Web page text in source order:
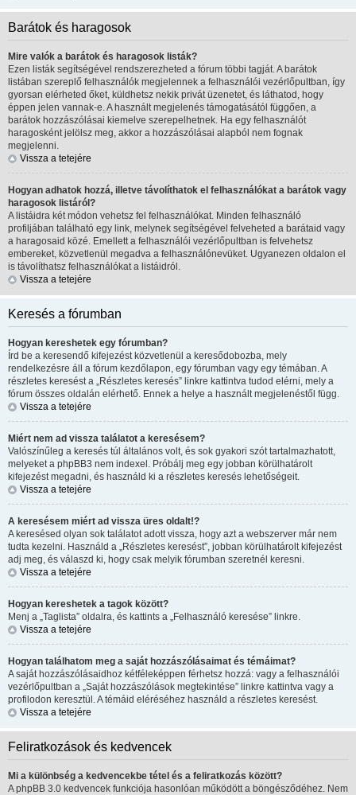
Barátok és haragosok
Mire valók a barátok és haragosok listák?
Ezen listák segítségével rendszerezheted a fórum többi tagját. A barátok
listában szereplő felhasználók megjelennek a felhasználói vezérlőpultban, így
gyorsan elérheted őket, küldhetsz nekik privát üzenetet, és láthatod, hogy
éppen jelen vannak-e. A használt megjelenés támogatásától függően, a
barátok hozzászólásai kiemelve szerepelhetnek. Ha egy felhasználót
haragosként jelölsz meg, akkor a hozzászólásai alapból nem fognak
megjelenni.
Vissza a tetejére
Hogyan adhatok hozzá, illetve távolíthatok el felhasználókat a barátok vagy
haragosok listáról?
A listáidra két módon vehetsz fel felhasználókat. Minden felhasználó
profiljában található egy link, melynek segítségével felveheted a barátaid vagy
a haragosaid közé. Emellett a felhasználói vezérlőpultban is felvehetsz
embereket, közvetlenül megadva a felhasználónevüket. Ugyanezen oldalon el
is távolíthatsz felhasználókat a listáidról.
Vissza a tetejére
Keresés a fórumban
Hogyan kereshetek egy fórumban?
Írd be a keresendő kifejezést közvetlenül a keresődobozba, mely
rendelkezésre áll a fórum kezdőlapon, egy fórumban vagy egy témában. A
részletes keresést a „Részletes keresés” linkre kattintva tudod elérni, mely a
fórum összes oldalán elérhető. Ennek a helye a használt megjelenéstől függ.
Vissza a tetejére
Miért nem ad vissza találatot a keresésem?
Valószínűleg a keresés túl általános volt, és sok gyakori szót tartalmazhatott,
melyeket a phpBB3 nem indexel. Próbálj meg egy jobban körülhatárolt
kifejezést megadni, és használd ki a részletes keresés lehetőségeit.
Vissza a tetejére
A keresésem miért ad vissza üres oldalt!?
A keresésed olyan sok találatot adott vissza, hogy azt a webszerver már nem
tudta kezelni. Használd a „Részletes keresést”, jobban körülhatárolt kifejezést
adj meg, és válaszd ki, hogy csak melyik fórumban szeretnél keresni.
Vissza a tetejére
Hogyan kereshetek a tagok között?
Menj a „Taglista” oldalra, és kattints a „Felhasználó keresése” linkre.
Vissza a tetejére
Hogyan találhatom meg a saját hozzászólásaimat és témáimat?
A saját hozzászólásaidhoz kétféleképpen férhetsz hozzá: vagy a felhasználói
vezérlőpultban a „Saját hozzászólások megtekintése” linkre kattintva vagy a
profilodon keresztül. A témáid eléréséhez használd a részletes keresést.
Vissza a tetejére
Feliratkozások és kedvencek
Mi a különbség a kedvencekbe tétel és a feliratkozás között?
A phpBB 3.0 kedvencek funkciója hasonlóan működött a böngésződéhez. Nem